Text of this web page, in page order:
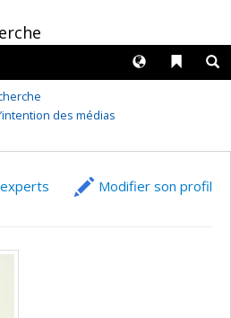
Liens
Langues
des médias
Modifier son profil